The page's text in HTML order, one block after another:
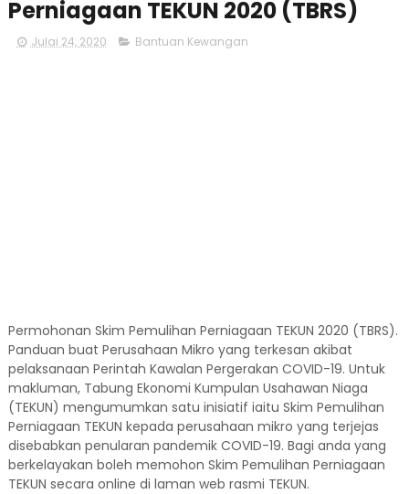
Perniagaan TEKUN 2020 (TBRS)
Julai 24, 2020 Bantuan Kewangan
Permohonan Skim Pemulihan Perniagaan TEKUN 2020 (TBRS).
Panduan buat Perusahaan Mikro yang terkesan akibat
pelaksanaan Perintah Kawalan Pergerakan COVID-19. Untuk
makluman, Tabung Ekonomi Kumpulan Usahawan Niaga
(TEKUN) mengumumkan satu inisiatif iaitu Skim Pemulihan
Perniagaan TEKUN kepada perusahaan mikro yang terjejas
disebabkan penularan pandemik COVID-19. Bagi anda yang
berkelayakan boleh memohon Skim Pemulihan Perniagaan
TEKUN secara online di laman web rasmi TEKUN.